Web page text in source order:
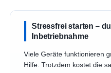
Stressfrei starten –
Inbetriebnahme
Viele Geräte funktionieren
Hilfe. Trotzdem kostet die